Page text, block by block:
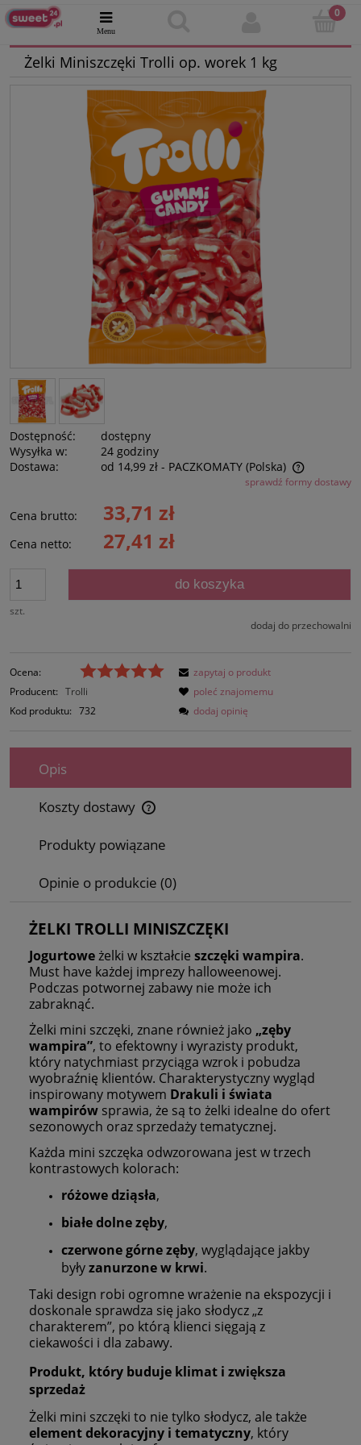
Żelki Miniszczęki Trolli op. worek 1 kg
Dostępność:
dostępny
Wysyłka w:
24 godziny
Dostawa:
od 14,99 zł - PACZKOMATY(Polska)
Cena nie zawiera ewentualnych kosztów płatnościsprawdź formy dostawy
Cena brutto: 33,71 zł
Cena netto: 27,41 zł
szt.
do koszyka
dodaj do przechowalni
Ocena:
Producent: Trolli
Kod produktu: 732
zapytaj o produkt
poleć znajomemu
dodaj opinię
Opis
Koszty dostawy
Cena nie zawiera ewentualnych kosztów płatności
Produkty powiązane
Opinie o produkcie (0)
ŻELKI TROLLI MINISZCZĘKI
Jogurtoweżelki w kształcie szczęki wampira.
Must have każdej imprezy halloweenowej.
Podczas potwornej zabawy nie może ich
zabraknąć.
Żelki mini szczęki, znane również jako „zęby
wampira”, to efektowny i wyrazisty produkt,
który natychmiast przyciąga wzrok i pobudza
wyobraźnię klientów. Charakterystyczny wygląd
inspirowany motywem Drakuli i świata
wampirów sprawia, że są to żelki idealne do ofert
sezonowych oraz sprzedaży tematycznej.
Każda mini szczęka odwzorowana jest w trzech
kontrastowych kolorach:
różowe dziąsła,
białe dolne zęby,
czerwone górne zęby, wyglądające jakby
byłyzanurzone w krwi.
Taki design robi ogromne wrażenie na ekspozycji i
doskonale sprawdza się jako słodycz „z
charakterem”, po którą klienci sięgają z
ciekawości i dla zabawy.
Produkt, który buduje klimat i zwiększa
sprzedaż
Żelki mini szczęki to nie tylko słodycz, ale także
element dekoracyjny i tematyczny, który